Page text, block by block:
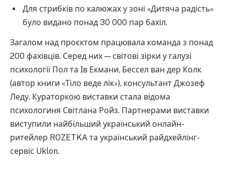
Для стрибків по калюжах у зоні «Дитяча радість»
було видано понад 30 000 пар бахіл.
Загалом над проєктом працювала команда з понад
200 фахівців. Серед них — світові зірки у галузі
психології Пол та Ів Екмани, Бессел ван дер Колк
(автор книги «Тіло веде лік»), консультант Джозеф
Леду. Кураторкою виставки стала відома
психологиня Світлана Ройз. Партнерами виставки
виступили найбільший український онлайн-
ритейлер ROZETKA та український райдхейлінг-
сервіс Uklon.